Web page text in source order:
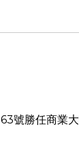
號勝任商業